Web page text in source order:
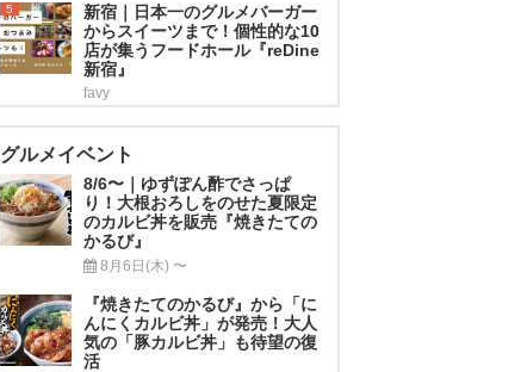
5
新宿｜日本一のグルメバーガー
からスイーツまで！個性的な10
店が集うフードホール『reDine
新宿』
favy
グルメイベント
8/6〜｜ゆずぽん酢でさっぱ
り！大根おろしをのせた夏限定
のカルビ丼を販売『焼きたての
かるび』
8月6日(木) 〜
『焼きたてのかるび』から「に
んにくカルビ丼」が発売！大人
気の「豚カルビ丼」も待望の復
活